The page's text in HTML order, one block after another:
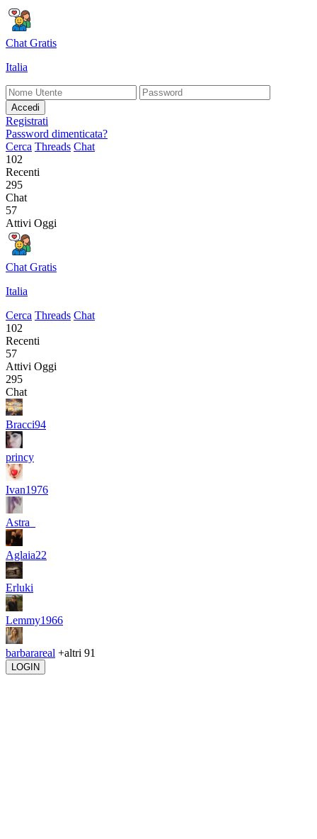
Chat Gratis
Italia
Accedi
Registrati
Password dimenticata?
Cerca Threads Chat
102
Recenti
295
Chat
57
Attivi Oggi
Chat Gratis
Italia
Cerca Threads Chat
102
Recenti
57
Attivi Oggi
295
Chat
Bracci94
princy
Ivan1976
Astra_
Aglaia22
Erluki
Lemmy1966
barbarareal +altri 91
LOGIN